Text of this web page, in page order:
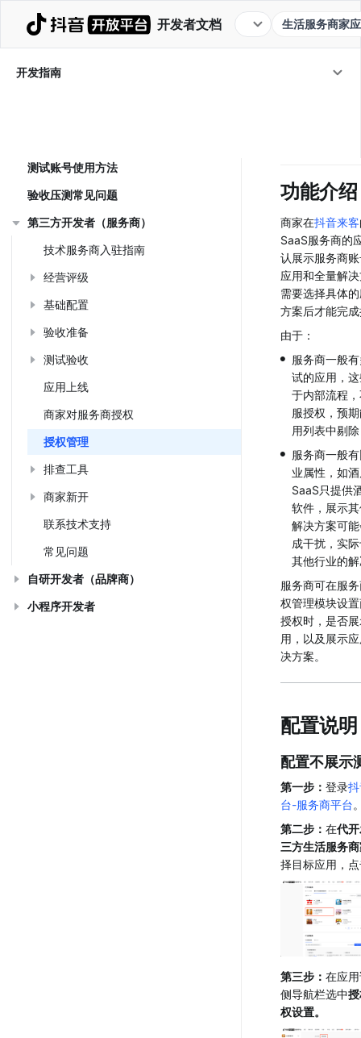
开发者文档 生活服务商家
开发指南
测试账号使用方法
验收压测常见问题
第三方开发者（服务商）
技术服务商入驻指南
经营评级
基础配置
验收准备
测试验收
应用上线
商家对服务商授权
授权管理
排查工具
商家新开
联系技术支持
常见问题
自研开发者（品牌商）
小程序开发者
功能介绍
商家在抖音来客
SaaS服务商的
认展示服务商
应用和全量解
需要选择具体
方案后才能完
由于：
• 服务商一般
试的应用，
于内部流程
服授权，预
用列表中剔
• 服务商一般
业属性，如
SaaS只提供
软件，展示
解决方案可
成干扰，实
其他行业的
服务商可在服
权管理模块设
授权时，是否
用，以及展示
决方案。
配置说明
配置不展示
第一步： 登录
台-服务商平台
第二步： 在代
三方生活服务
择目标应用，
第三步： 在应
侧导航栏选中
权设置。